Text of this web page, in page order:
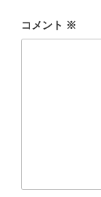
コメント ※